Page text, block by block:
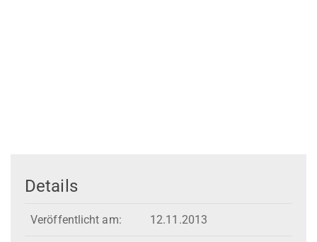
Details
Veröffentlicht am: 12.11.2013